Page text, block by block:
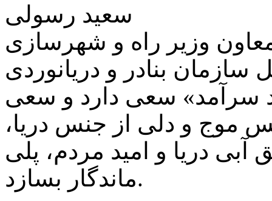
سعید رسولی
وزیر راه و شهرسازی
سازمان بنادر و دریانوردی
سرآمد» سعی دارد و سعی
موج و دلی از جنس دریا،
آبی دریا و امید مردم، پلی
ماندگار بسازد.